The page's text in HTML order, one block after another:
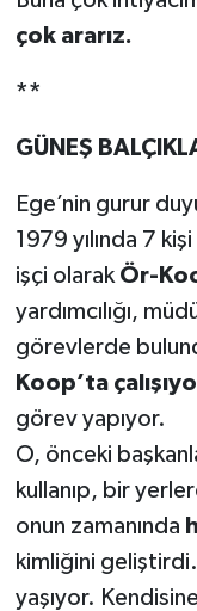
çok ararız.
**
GÜNEŞ
Ege’nin gurur
1979 yılında 7
işçi olarak Ör-
yardımcılığı,
görevlerde
Koop’ta
görev yapıyor.
O, önceki
kullanıp, bir
onun zamanında
kimliğini
yaşıyor.